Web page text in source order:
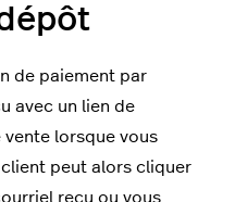
de paiement par
avec un lien de
vente lorsque vous
peut alors cliquer
reçu ou vous